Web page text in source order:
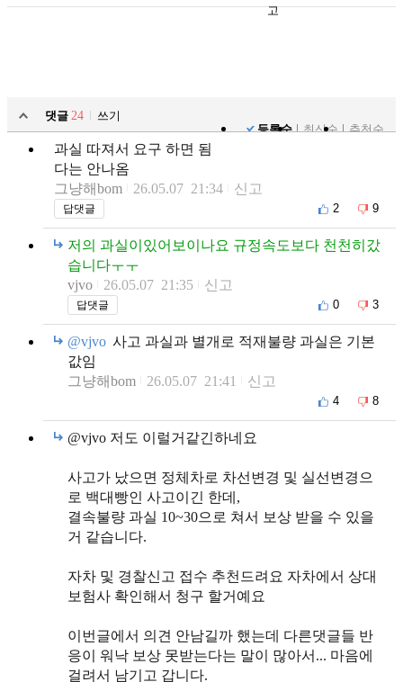
고
댓글 24
쓰기
등록순
최신순 추천순
과실 따져서 요구 하면 됨
다는 안나옴
그냥해bom
26.05.07 21:34 신고
답댓글 2 9
저의 과실이있어보이나요 규정속도보다 천천히갔
습니다ㅜㅜ
vjvo
26.05.07 21:35 신고
답댓글 0 3
@vjvo 사고 과실과 별개로 적재불량 과실은 기본
값임
그냥해bom
26.05.07 21:41 신고
4 8
@vjvo 저도 이럴거같긴하네요
사고가 났으면 정체차로 차선변경 및 실선변경으
로 백대빵인 사고이긴 한데,
결속불량 과실 10~30으로 쳐서 보상 받을 수 있을
거 같습니다.
자차 및 경찰신고 접수 추천드려요 자차에서 상대
보험사 확인해서 청구 할거예요
이번글에서 의견 안남길까 했는데 다른댓글들 반
응이 워낙 보상 못받는다는 말이 많아서... 마음에
걸려서 남기고 갑니다.